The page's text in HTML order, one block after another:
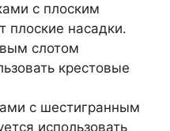
с плоским
плоские насадки.
слотом
крестовые
с шестигранным
использовать